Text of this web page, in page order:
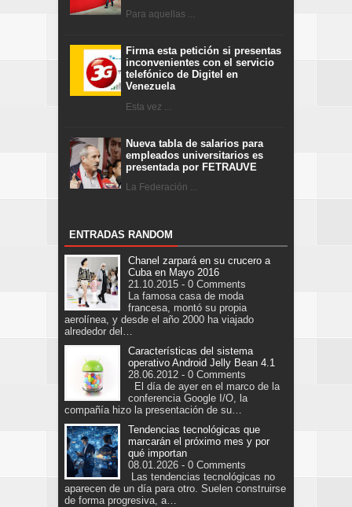
Para aquellas ...
Firma esta petición si presentas
inconvenientes con el servicio
telefónico de Digitel en
Venezuela
Esta vez ...
Nueva tabla de salarios para
empleados universitarios es
presentada por FETRAUVE
La Federación ...
ENTRADAS RANDOM
Chanel zarpará en su crucero a
Cuba en Mayo 2016
21.10.2015 - 0 Comments
La famosa casa de moda
francesa, montó su propia
aerolínea, y desde el año 2000 ha viajado
alrededor del…
Características del sistema
operativo Android Jelly Bean 4.1
28.06.2012 - 0 Comments
El día de ayer en el marco de la
conferencia Google I/O, la
compañía hizo la presentación de su…
Tendencias tecnológicas que
marcarán el próximo mes y por
qué importan
08.01.2026 - 0 Comments
Las tendencias tecnológicas no
aparecen de un día para otro. Suelen construirse
de forma progresiva, a…